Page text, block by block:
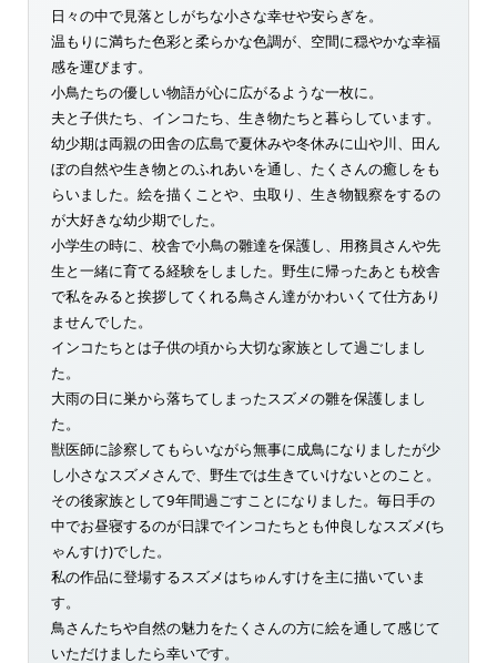
日々の中で見落としがちな小さな幸せや安らぎを。
温もりに満ちた色彩と柔らかな色調が、空間に穏やかな幸福
感を運びます。
小鳥たちの優しい物語が心に広がるような一枚に。
夫と子供たち、インコたち、生き物たちと暮らしています。
幼少期は両親の田舎の広島で夏休みや冬休みに山や川、田ん
ぼの自然や生き物とのふれあいを通し、たくさんの癒しをも
らいました。絵を描くことや、虫取り、生き物観察をするの
が大好きな幼少期でした。
小学生の時に、校舎で小鳥の雛達を保護し、用務員さんや先
生と一緒に育てる経験をしました。野生に帰ったあとも校舎
で私をみると挨拶してくれる鳥さん達がかわいくて仕方あり
ませんでした。
インコたちとは子供の頃から大切な家族として過ごしまし
た。
大雨の日に巣から落ちてしまったスズメの雛を保護しまし
た。
獣医師に診察してもらいながら無事に成鳥になりましたが少
し小さなスズメさんで、野生では生きていけないとのこと。
その後家族として9年間過ごすことになりました。毎日手の
中でお昼寝するのが日課でインコたちとも仲良しなスズメ(ち
ゃんすけ)でした。
私の作品に登場するスズメはちゅんすけを主に描いていま
す。
鳥さんたちや自然の魅力をたくさんの方に絵を通して感じて
いただけましたら幸いです。